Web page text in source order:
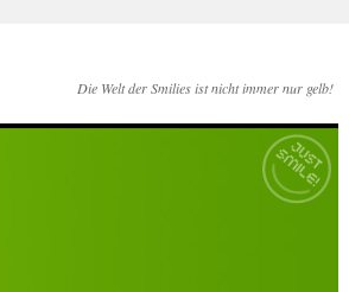
Die Welt der Smilies ist nicht immer nur gelb!